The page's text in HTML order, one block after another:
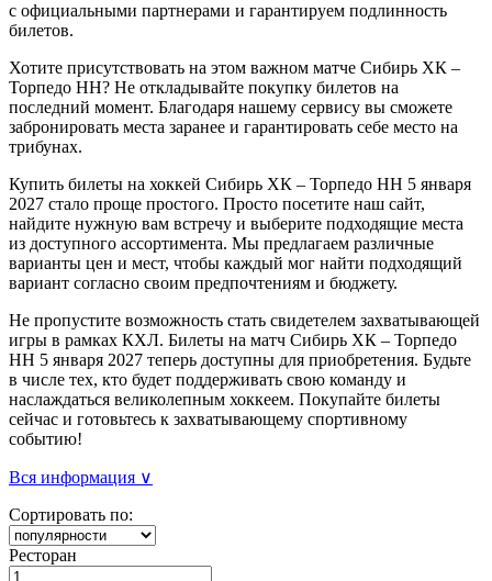
с официальными партнерами и гарантируем подлинность
билетов.
Хотите присутствовать на этом важном матче Сибирь ХК –
Торпедо НН? Не откладывайте покупку билетов на
последний момент. Благодаря нашему сервису вы сможете
забронировать места заранее и гарантировать себе место на
трибунах.
Купить билеты на хоккей Сибирь ХК – Торпедо НН 5 января
2027 стало проще простого. Просто посетите наш сайт,
найдите нужную вам встречу и выберите подходящие места
из доступного ассортимента. Мы предлагаем различные
варианты цен и мест, чтобы каждый мог найти подходящий
вариант согласно своим предпочтениям и бюджету.
Не пропустите возможность стать свидетелем захватывающей
игры в рамках КХЛ. Билеты на матч Сибирь ХК – Торпедо
НН 5 января 2027 теперь доступны для приобретения. Будьте
в числе тех, кто будет поддерживать свою команду и
наслаждаться великолепным хоккеем. Покупайте билеты
сейчас и готовьтесь к захватывающему спортивному
событию!
Вся информация ∨
Сортировать по:
Ресторан